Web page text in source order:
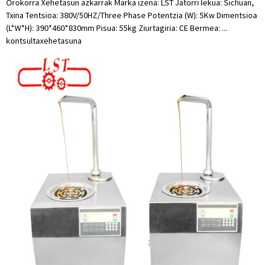
Orokorra Xehetasun azkarrak Marka izena: LST Jatorri lekua: Sichuan,
Txina Tentsioa: 380V/50HZ/Three Phase Potentzia (W): 5Kw Dimentsioa
(L*W*H): 390*460*830mm Pisua: 55kg Ziurtagiria: CE Bermea: ...
kontsultaxehetasuna